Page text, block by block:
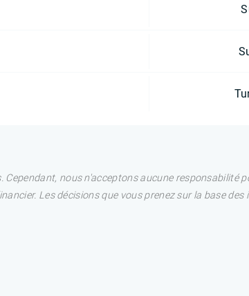
nous n'acceptons aucune responsabilité
Les décisions que vous prenez sur la base